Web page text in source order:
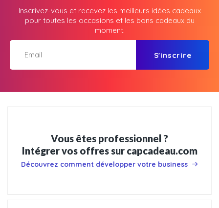
Inscrivez-vous et recevez les meilleurs idées cadeaux
pour toutes les occasions et les bons cadeaux du
moment.
S'inscrire
Vous êtes professionnel ?
Intégrer vos offres sur capcadeau.com
Découvrez comment développer votre business